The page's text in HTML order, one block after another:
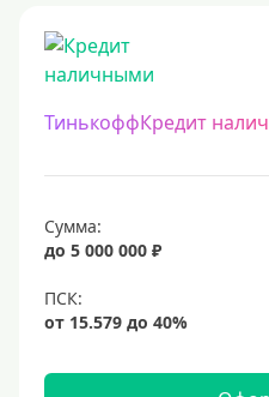
ТинькоффКредит
Сумма:
до 5 000 000 ₽